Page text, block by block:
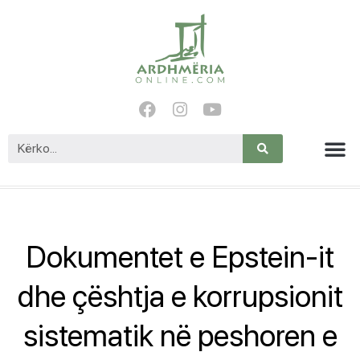
Dokumentet e Epstein-it
dhe çështja e korrupsionit
sistematik në peshoren e